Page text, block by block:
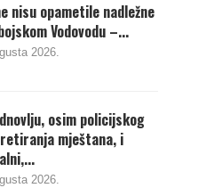
nisu opametile nadležne
Vodovodu –...
2026.
osim policijskog
mještana, i
2026.